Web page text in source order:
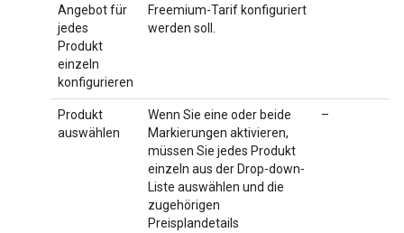
Angebot für
jedes
Produkt
einzeln
konfigurieren
Freemium-Tarif konfiguriert
werden soll.
Produkt
auswählen
Wenn Sie eine oder beide
Markierungen aktivieren,
müssen Sie jedes Produkt
einzeln aus der Drop-down-
Liste auswählen und die
zugehörigen
Preisplandetails
–